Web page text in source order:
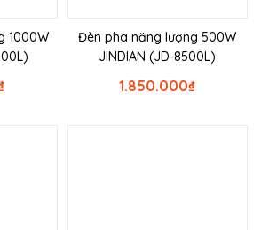
1000W
Đèn pha năng lượng 500W
JINDIAN (JD-8500L)
₫
1.850.000